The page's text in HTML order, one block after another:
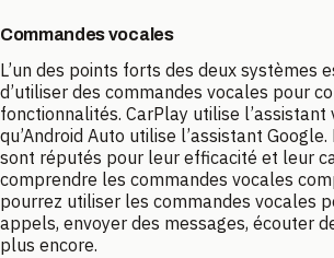
Commandes vocales
L’un des points forts des deux systèmes
d’utiliser des commandes vocales pour
fonctionnalités. CarPlay utilise l’assistant
qu’Android Auto utilise l’assistant
sont réputés pour leur efficacité et leur
comprendre les commandes vocales
pourrez utiliser les commandes vocales
appels, envoyer des messages, écouter
plus encore.